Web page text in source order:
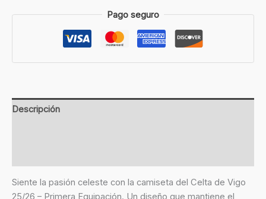
Pago seguro
Descripción
Siente la pasión celeste con la camiseta del Celta de Vigo
25/26 – Primera Equipación. Un diseño que mantiene el